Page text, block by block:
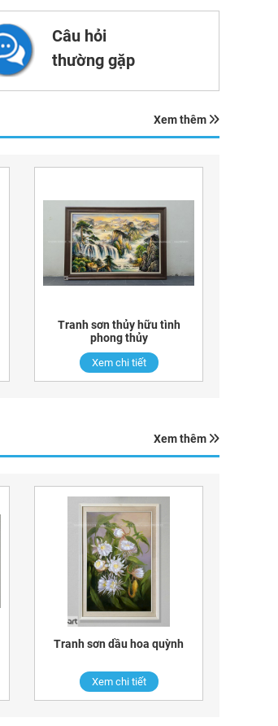
Câu hỏi
thường gặp
Xem thêm
Tranh sơn thủy hữu tình
phong thủy
Xem chi tiết
Xem thêm
Tranh sơn dầu hoa quỳnh
Xem chi tiết